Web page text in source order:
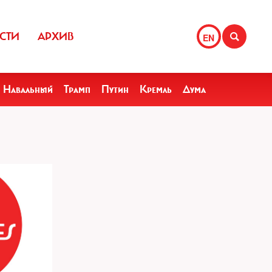
EN
АРХИВ
Навальный Трамп Путин Кремль Дума